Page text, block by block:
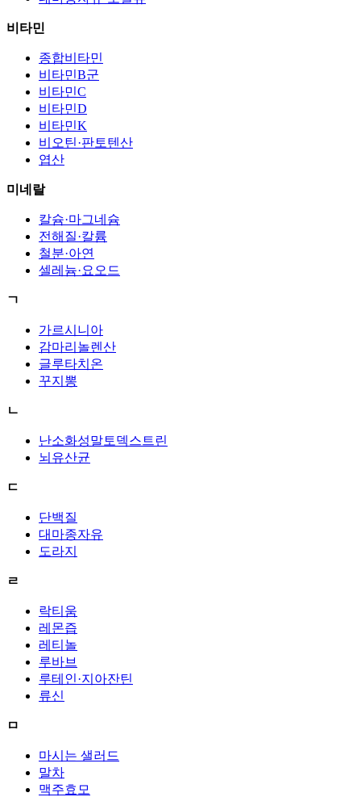
비타민
종합비타민
비타민B군
비타민C
비타민D
비타민K
비오틴·판토텐산
엽산
미네랄
칼슘·마그네슘
전해질·칼륨
철분·아연
셀레늄·요오드
ㄱ
가르시니아
감마리놀렌산
글루타치온
꾸지뽕
ㄴ
난소화성말토덱스트린
뇌유산균
ㄷ
단백질
대마종자유
도라지
ㄹ
락티움
레몬즙
레티놀
루바브
루테인·지아잔틴
류신
ㅁ
마시는 샐러드
말차
맥주효모